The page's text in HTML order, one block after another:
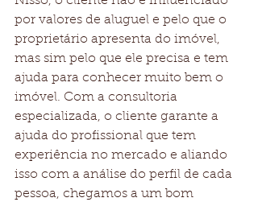
por valores de aluguel e pelo que o
proprietário apresenta do imóvel,
mas sim pelo que ele precisa e tem
ajuda para conhecer muito bem o
imóvel. Com a consultoria
especializada, o cliente garante a
ajuda do profissional que tem
experiência no mercado e aliando
isso com a análise do perfil de cada
pessoa, chegamos a um bom